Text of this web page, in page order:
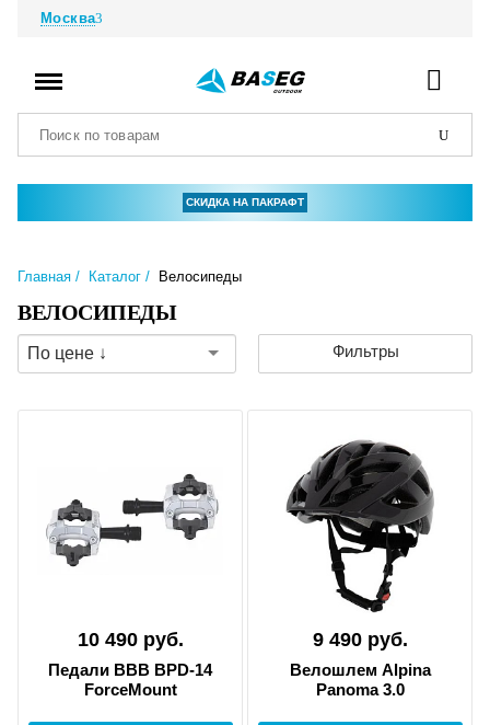
Москва
СКИДКА НА ПАКРАФТ
Главная Каталог Велосипеды
ВЕЛОСИПЕДЫ
По цене ↓ Фильтры
10 490 руб.
Педали BBB BPD-14
ForceMount
9 490 руб.
Велошлем Alpina
Panoma 3.0